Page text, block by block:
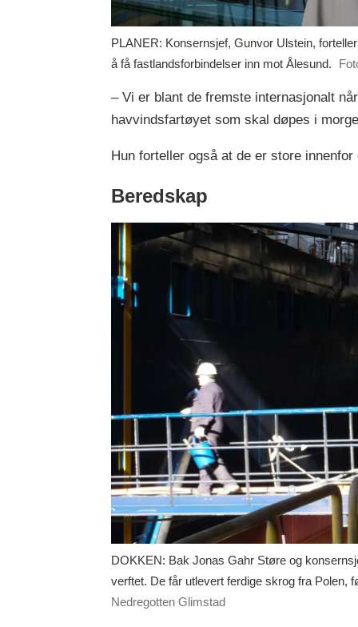
PLANER: Konsernsjef, Gunvor Ulstein,
å få fastlandsforbindelser inn mot Ålesund.
– Vi er blant de fremste internasjonalt
havvindsfartøyet som skal døpes i
Hun forteller også at de er store
Beredskap
DOKKEN: Bak Jonas Gahr Støre og
verftet. De får utlevert ferdige skrog fra Polen,
Nedregotten Glimstad